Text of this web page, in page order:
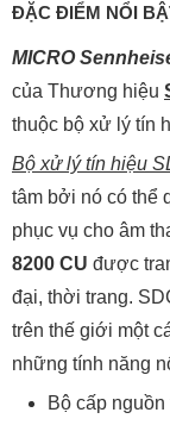
ĐẶC ĐIỂM NỔI
MICRO
của Thương hiệu
thuộc bộ xử lý tín
Bộ xử lý tín hiệu
tâm bởi nó có thể
phục vụ cho âm
8200 CU được
đại, thời trang.
trên thế giới một
những tính năng
Bộ cấp